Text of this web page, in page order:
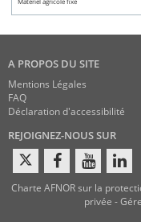
A PROPOS DU SITE
Mentions Légales
FAQ
Déclaration d'accessibilité
REJOIGNEZ-NOUS SUR
Charte AFNOR sur la
privée -